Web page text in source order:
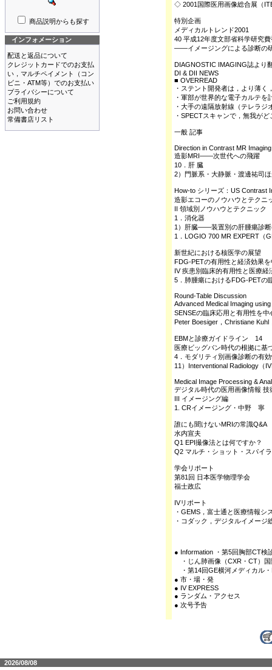
商品説明からも探す
インフォメーション
配送と返品について
クレジットカードでのお支払
い，マルチペイメント（コン
ビニ・ATM等）でのお支払い
プライバシーについて
ご利用規約
お問い合わせ
常備書店リスト
◇ 2001国際医用画像総合展（
特別企画
メディカルトレンド2001
40 平成12年度文部省科学研究
――イメージングによる診断の
DIAGNOSTIC IMAGING誌より
DI & DII NEWS
■ OVERREAD
・ステント開発者は，より薄く
・軍部が世界的な電子カルテを
・大手の遠隔放射線（テレラジ
・SPECTスキャンで，無我が
一般 記事
Direction in Contrast MR
造影MRI――次世代への飛躍
10．肝 臓
2）門脈系・大静脈・渡邊祐司
How-to シリーズ：US Contrast
造影エコーのノウハウとテクニ
II 領域別ノウハウとテクニック
1．消化器
1）肝臓――装置別の肝腫瘍診断
1．LOGIO 700 MR EXPERT（
新世紀における核医学の展望
FDG-PETの有用性と経済効果
IV 疾患別臨床的有用性と医療経
5．肺腫瘍におけるFDG-PETの
Round-Table Discussion
Advanced Medical Imaging
SENSEの臨床応用と有用性を中
Peter Boesiger，Christiane
EBMと診療ガイドライン 14
医療ビッグバン時代の根拠に基
4．モダリティ別画像診断の有
11）Interventional Radiology（
Medical Image Processing &
デジタル時代の医用画像情報 技
III イメージング編
1. CRイメージング・中野 寧
誰にも聞けないMRIの常識Q&A
水内宣夫
Q1 EPI撮像法とは何ですか？
Q2 マルチ・ショット・スパイ
学会リポート
第81回 日本医学物理学会
福士政広
IVリポート
・GEMS，富士通と医療情報シ
・コダック，デジタルイメー
● Information ・第5回胸部CT検
・じん肺画像（CXR・CT）国
・第14回GE横河メディカル
● 市・場・発
● IV EXPRESS
● ランダム・アクセス
● 次号予告
2026/08/08